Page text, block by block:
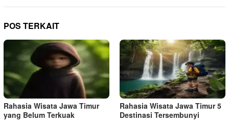
g
a
s
i
p
o
s
POS TERKAIT
Rahasia Wisata Jawa Timur
yang Belum Terkuak
Rahasia Wisata Jawa Timur 5
Destinasi Tersembunyi